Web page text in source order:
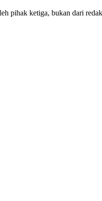
pihak ketiga, bukan dari